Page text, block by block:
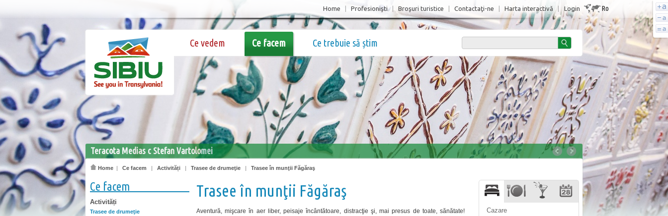
Login Ro
Home Profesionişti Broşuri turistice Contactaţi-ne Harta interactivă
Ce vedem Ce facem Ce trebuie să știm
Teracota Medias c Stefan Vartolomei
Home | Ce facem | Activități | Trasee de drumeţie | Trasee în munţii Făgăraş
Ce facem
Activități
Trasee de drumeţie
Trasee în munţii Făgăraş
Aventură, mişcare în aer liber, peisaje încântătoare, distracţie şi, mai presus de toate, sănătate!
Cazare